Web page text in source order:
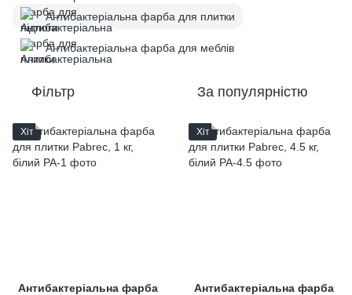
Антибактеріальна фарба для плитки
Антибактеріальна фарба для меблів
Фільтр За популярністю
Хіт
Антибактеріальна фарба
Хіт
Антибактеріальна фарба